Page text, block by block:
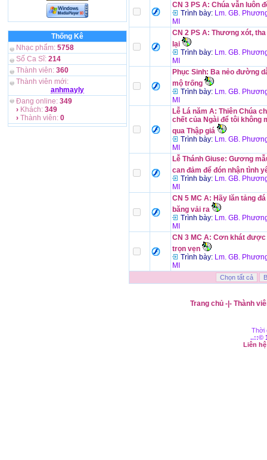
Thống Kê
Nhạc phẩm: 5758
Số Ca Sĩ: 214
Thành viên: 360
Thành viên mới:
anhmayly
Đang online: 349
› Khách: 349
› Thành viên: 0
CN 3 PS A: Chúa vẫn luôn
Trình bày: Lm. GB.
MI
CN 2 PS A: Thương xót,
lại
Trình bày: Lm. GB.
MI
Phục Sinh: Ba nẻo đường
mộ trống
Trình bày: Lm. GB.
MI
Lễ Lá năm A: Thiên Chúa
chết của Ngài để tôi không
qua Thập giá
Trình bày: Lm. GB.
MI
Lễ Thánh Giuse: Gương
can đảm để đón nhận tình
Trình bày: Lm. GB.
MI
CN 5 MC A: Hãy lăn tảng
băng vải ra
Trình bày: Lm. GB.
MI
CN 3 MC A: Cơn khát
trọn vẹn
Trình bày: Lm. GB.
MI
Trang chủ-|- Thành
Thời
..::©
Liên